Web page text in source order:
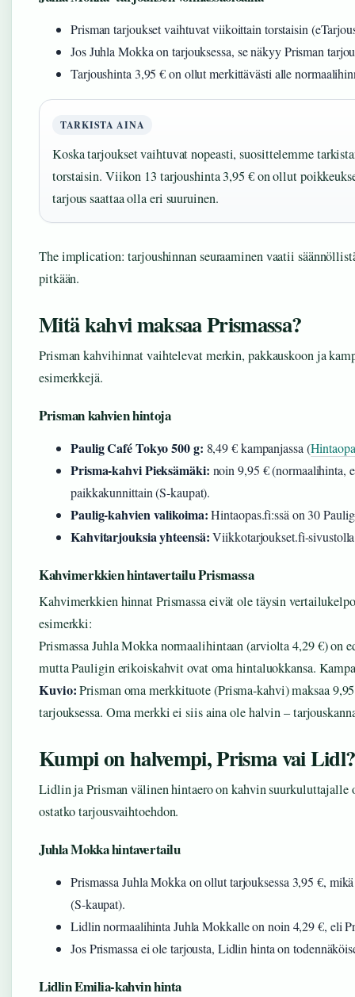
Prisman tarjoukset vaihtuvat viikoittain torstaisin
Jos Juhla Mokka on tarjouksessa, se näkyy Prisman
Tarjoushinta 3,95 € on ollut merkittävästi alle
TARKISTA AINA
Koska tarjoukset vaihtuvat nopeasti, suosittelemme
torstaisin. Viikon 13 tarjoushinta 3,95 € on ollut
tarjous saattaa olla eri suuruinen.
The implication: tarjoushinnan seuraaminen vaatii
pitkään.
Mitä kahvi maksaa Prismassa?
Prisman kahvihinnat vaihtelevat merkin, pakkauskoon ja
esimerkkejä.
Prisman kahvien hintoja
Paulig Café Tokyo 500 g: 8,49 € kampanjassa (
Prisma-kahvi Pieksämäki: noin 9,95 € (normaalihinta,
paikkakunnittain (S-kaupat).
Paulig-kahvien valikoima:Hintaopas.fi:ssä on 30
Kahvitarjouksia yhteensä:Viikkotarjoukset.fi-
Kahvimerkkien hintavertailu Prismassa
Kahvimerkkien hinnat Prismassa eivät ole täysin
esimerkki:
Prismassa Juhla Mokka normaalihintaan (arviolta 4,29 €) on
mutta Pauligin erikoiskahvit ovat oma hintaluokkansa.
Kuvio:Prisman oma merkkituote (Prisma-kahvi) maksaa
tarjouksessa. Oma merkki ei siis aina ole halvin –
Kumpi on halvempi, Prisma vai Lidl?
Lidlin ja Prisman välinen hintaero on kahvin suurkuluttajalle
ostatko tarjousvaihtoehdon.
Juhla Mokka hintavertailu
Prismassa Juhla Mokka on ollut tarjouksessa 3,95 €,
(S-kaupat).
Lidlin normaalihinta Juhla Mokkalle on noin 4,29 €, eli
Jos Prismassa ei ole tarjousta, Lidlin hinta on
Lidlin Emilia-kahvin hinta